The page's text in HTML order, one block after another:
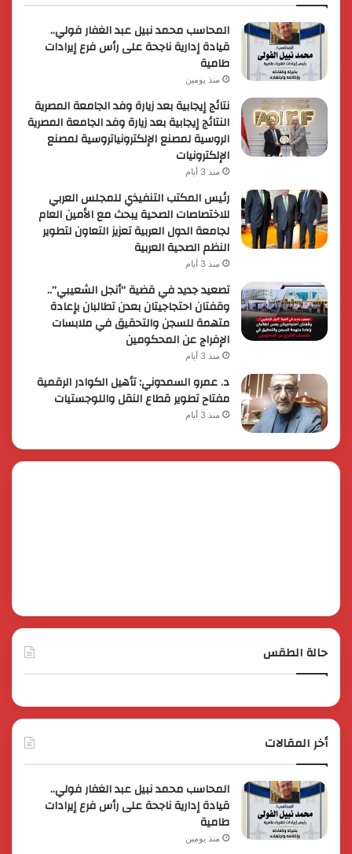
المحاسب محمد نبيل عبد الغفار فولي..
قيادة إدارية ناجحة على رأس فرع إيرادات
طامية
منذ يومين
نتائج إيجابية بعد زيارة وفد الجامعة المصرية
النتائج إيجابية بعد زيارة وفد الجامعة المصرية
الروسية لمصنع الإلكترونياتروسية لمصنع
الإلكترونيات
منذ 3 أيام
رئيس المكتب التنفيذي للمجلس العربي
للاختصاصات الصحية يبحث مع الأمين العام
لجامعة الدول العربية تعزيز التعاون لتطوير
النظم الصحية العربية
منذ 3 أيام
تصعيد جديد في قضية “أنجل الشعيبي”..
وقفتان احتجاجيتان بعدن تطالبان بإعادة
متهمة للسجن والتحقيق في ملابسات
الإفراج عن المحكومين
منذ 3 أيام
د. عمرو السمدوني: تأهيل الكوادر الرقمية
مفتاح تطوير قطاع النقل واللوجستيات
منذ 3 أيام
حالة الطقس
أخر المقالات
المحاسب محمد نبيل عبد الغفار فولي..
قيادة إدارية ناجحة على رأس فرع إيرادات
طامية
منذ يومين